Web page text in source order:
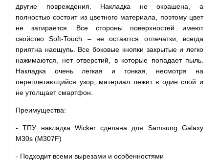
другие повреждения. Накладка не окрашена, а
полностью состоит из цветного материала, поэтому цвет
не затирается. Все стороны поверхностей имеют
свойство Soft-Touch – не остаются отпечатки, всегда
приятна наощупь. Все боковые кнопки закрытые и легко
нажимаются, нет отверстий, в которые попадает пыль.
Накладка очень легкая и тонкая, несмотря на
переплетающийся узор, материал лежит в один слой и
не утолщает смартфон.
Преимущества:
- ТПУ накладка Wicker сделана для Samsung Galaxy
M30s (M307F)
- Подходит всеми вырезами и особенностями